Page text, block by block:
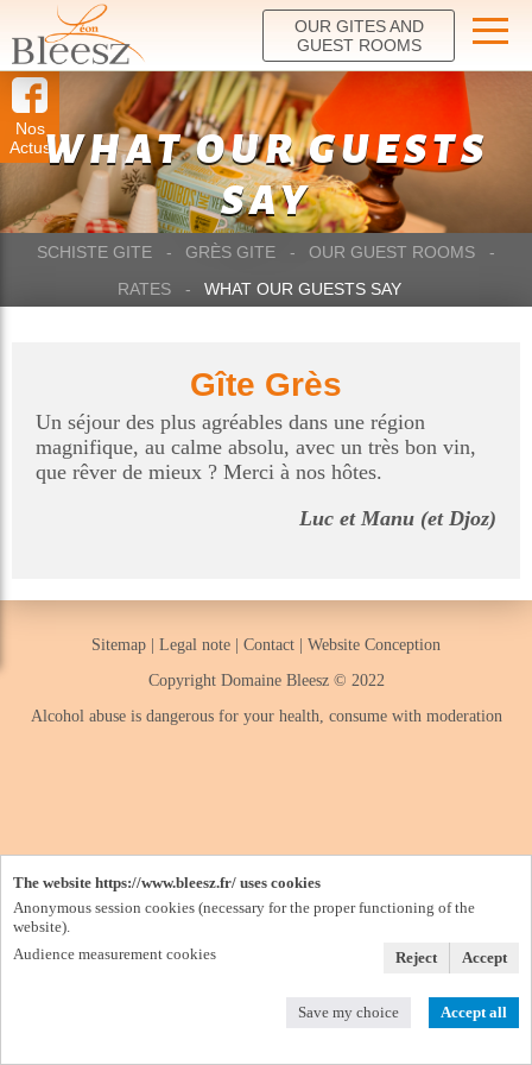
OUR GITES AND
GUEST ROOMS
Nos
ActusWHAT OUR GUESTS
SAY
SCHISTE GITE GRÈS GITE
OUR GUEST ROOMS
RATES
WHAT OUR GUESTS SAY
Gîte Grès
Un séjour des plus agréables dans une région
magnifique, au calme absolu, avec un très bon vin,
que rêver de mieux ? Merci à nos hôtes.
Luc et Manu (et Djoz)
Sitemap Legal note Contact
Website Conception
Copyright Domaine Bleesz © 2022
Alcohol abuse is dangerous for your health, consume with moderation
The website https://www.bleesz.fr/ uses cookies
Anonymous session cookies (necessary for the proper functioning of the
website).
Audience measurement cookies
Reject Accept
Save my choice Accept all